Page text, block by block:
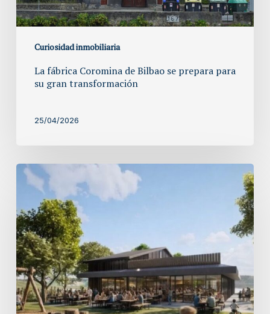
Curiosidad inmobiliaria
gran
La fábrica Coromina de Bilbao se prepara para
su gran transformación
25/04/2026
Artxanda
renace:
nuevo
«Fangaloka»
Bilbao